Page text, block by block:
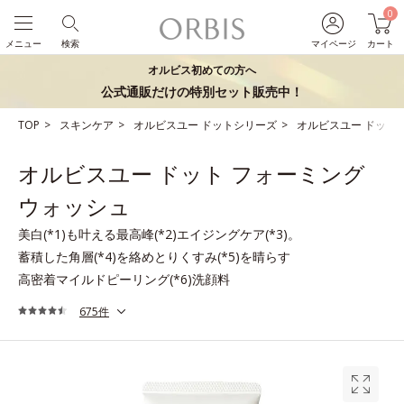
マイページ
0
カート
検索
メニュー
オルビス初めての方へ
公式通販だけの特別セット販売中！
TOP スキンケア オルビスユー ドットシリーズ オルビスユー ドット
オルビスユー ドット フォーミング
ウォッシュ
美白(*1)も叶える最高峰(*2)エイジングケア(*3)。
蓄積した角層(*4)を絡めとりくすみ(*5)を晴らす
高密着マイルドピーリング(*6)洗顔料
675件